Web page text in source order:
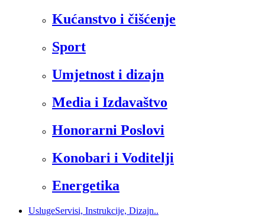
Kućanstvo i čišćenje
Sport
Umjetnost i dizajn
Media i Izdavaštvo
Honorarni Poslovi
Konobari i Voditelji
Energetika
UslugeServisi, Instrukcije, Dizajn..